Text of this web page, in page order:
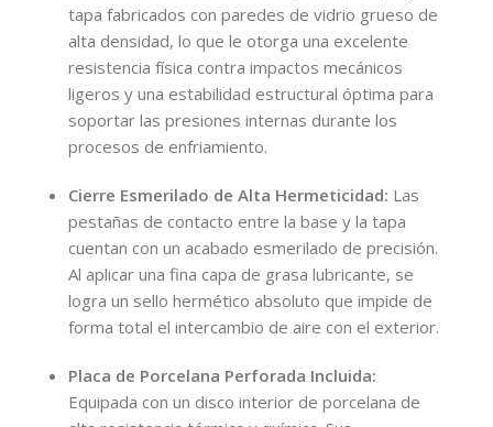
tapa fabricados con paredes de vidrio grueso de
alta densidad, lo que le otorga una excelente
resistencia física contra impactos mecánicos
ligeros y una estabilidad estructural óptima para
soportar las presiones internas durante los
procesos de enfriamiento.
Cierre Esmerilado de Alta Hermeticidad: Las
pestañas de contacto entre la base y la tapa
cuentan con un acabado esmerilado de precisión.
Al aplicar una fina capa de grasa lubricante, se
logra un sello hermético absoluto que impide de
forma total el intercambio de aire con el exterior.
Placa de Porcelana Perforada Incluida:
Equipada con un disco interior de porcelana de